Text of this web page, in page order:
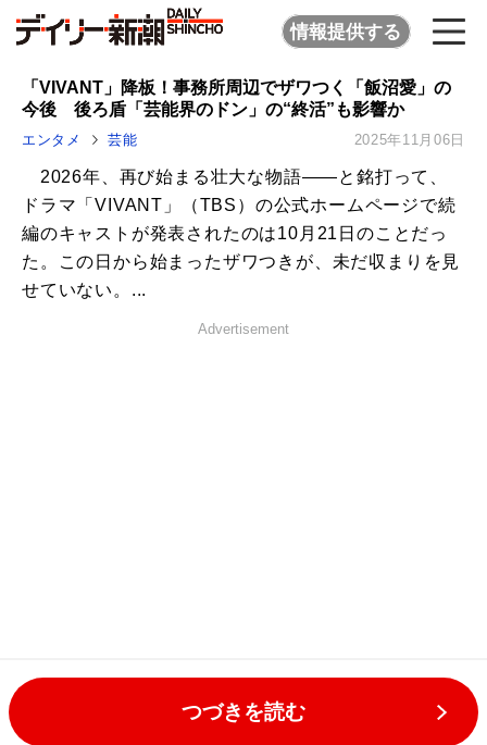
情報提供する
「VIVANT」降板！事務所周辺でザワつく「飯沼愛」の
今後 後ろ盾「芸能界のドン」の“終活”も影響か
エンタメ 芸能 2025年11月06日
2026年、再び始まる壮大な物語――と銘打って、
ドラマ「VIVANT」（TBS）の公式ホームページで続
編のキャストが発表されたのは10月21日のことだっ
た。この日から始まったザワつきが、未だ収まりを見
せていない。...
Advertisement
つづきを読む